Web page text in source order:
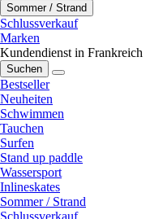
Sommer / Strand
Schlussverkauf
Marken
Kundendienst in Frankreich
Suchen
Bestseller
Neuheiten
Schwimmen
Tauchen
Surfen
Stand up paddle
Wassersport
Inlineskates
Sommer / Strand
Schlussverkauf